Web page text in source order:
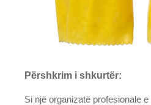
Përshkrim i shkurtër:
Si një organizatë profesionale